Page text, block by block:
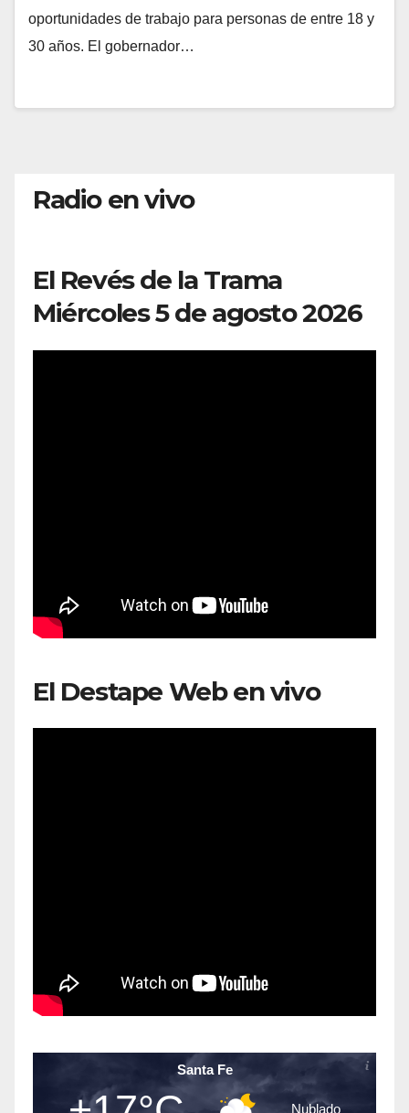
oportunidades de trabajo para personas de entre 18 y
30 años. El gobernador…
Radio en vivo
El Revés de la Trama
Miércoles 5 de agosto 2026
El Destape Web en vivo
Santa Fe
Nublado